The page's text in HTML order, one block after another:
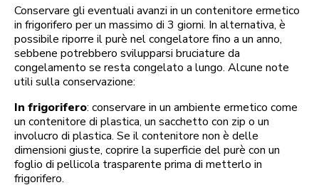
Conservare gli eventuali avanzi in un contenitore ermetico
in frigorifero per un massimo di 3 giorni. In alternativa, è
possibile riporre il purè nel congelatore fino a un anno,
sebbene potrebbero svilupparsi bruciature da
congelamento se resta congelato a lungo. Alcune note
utili sulla conservazione:
In frigorifero: conservare in un ambiente ermetico come
un contenitore di plastica, un sacchetto con zip o un
involucro di plastica. Se il contenitore non è delle
dimensioni giuste, coprire la superficie del purè con un
foglio di pellicola trasparente prima di metterlo in
frigorifero.